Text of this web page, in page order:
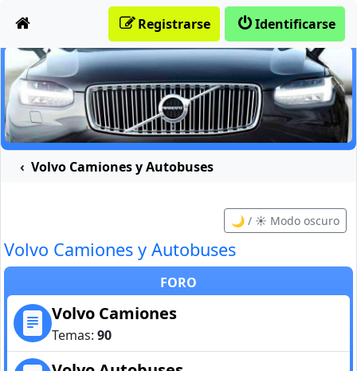
Identificarse
Registrarse
Volvo Camiones y Autobuses
🌙 / ☀️ Modo oscuro
Volvo Camiones y Autobuses
FORO
Volvo Camiones
Temas: 90